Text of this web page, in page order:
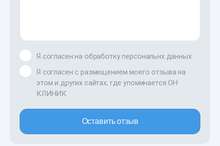
Я согласен на обработку персональнх данных
Я согласен с размещением моего отзыва на
этом и других сайтах, где упоминается ОН
КЛИНИК
Оставить отзыв